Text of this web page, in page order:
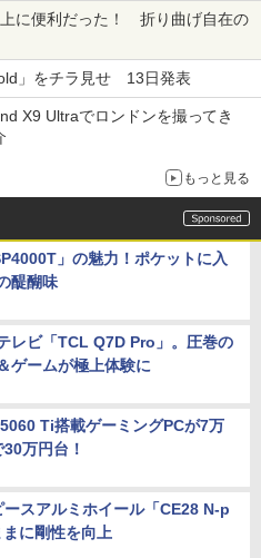
に便利だった！ 折り曲げ自在の
」をチラ見せ 13日発表
X9 Ultraでロンドンを撮ってき
もっと見る
」の魅力！ポケットに入
醍醐味
レビ「TCL Q7D Pro」。圧巻の
ゲームが極上体験に
Ti搭載ゲーミングPCが7万
万円台！
ースアルミホイール「CE28 N-p
に剛性を向上